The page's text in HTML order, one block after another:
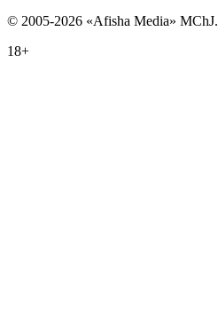
© 2005-2026 «Afisha Media» MChJ.
18+